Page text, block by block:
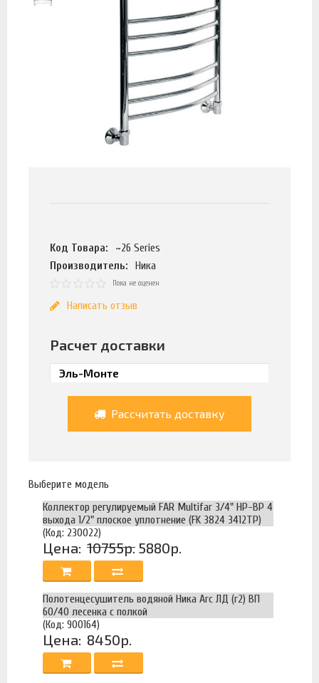
Код Товара:
~26 Series
Производитель:
Ника
Пока не оценен
Написать отзыв
Расчет доставки
Рассчитать доставку
Выберите модель
Коллектор регулируемый FAR Multifar 3/4" НР-ВР 4
выхода 1/2" плоское уплотнение (FK 3824 3412TP)
(Код: 230022)
Цена: 10755р. 5880р.
Полотенцесушитель водяной Ника Arc ЛД (г2) ВП
60/40 лесенка с полкой
(Код: 900164)
Цена: 8450р.